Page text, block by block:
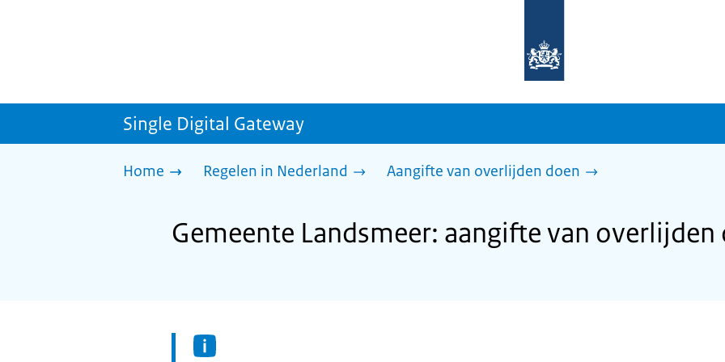
homepage
sdg.rijksoverheid.nl
Single Digital Gateway
Home Regelen in Nederland Aangifte van overlijden doen
Gemeente Landsmeer: aangifte van overlijden